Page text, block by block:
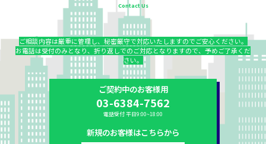
Contact Us
ご相談内容は厳重に管理し、秘密厳守で対応いたしますのでご安心ください。
お電話は受付のみとなり、折り返しでのご対応となりますので、予めご了承くだ
さい。
ご契約中のお客様用
03-6384-7562
電話受付 平日9:00~18:00
新規のお客様はこちらから